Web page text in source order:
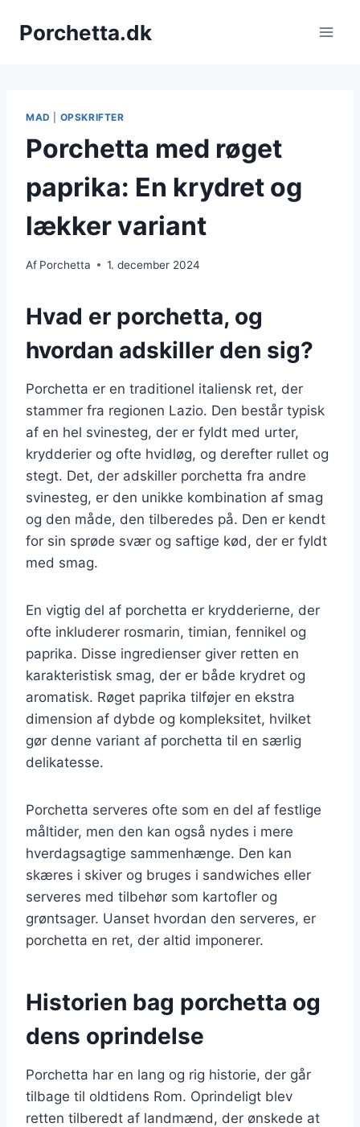
Porchetta.dk
MAD OPSKRIFTER
Porchetta med røget
paprika: En krydret og
lækker variant
Af Porchetta 1. december 2024
Hvad er porchetta, og
hvordan adskiller den sig?
Porchetta er en traditionel italiensk ret, der
stammer fra regionen Lazio. Den består typisk
af en hel svinesteg, der er fyldt med urter,
krydderier og ofte hvidløg, og derefter rullet og
stegt. Det, der adskiller porchetta fra andre
svinesteg, er den unikke kombination af smag
og den måde, den tilberedes på. Den er kendt
for sin sprøde svær og saftige kød, der er fyldt
med smag.
En vigtig del af porchetta er krydderierne, der
ofte inkluderer rosmarin, timian, fennikel og
paprika. Disse ingredienser giver retten en
karakteristisk smag, der er både krydret og
aromatisk. Røget paprika tilføjer en ekstra
dimension af dybde og kompleksitet, hvilket
gør denne variant af porchetta til en særlig
delikatesse.
Porchetta serveres ofte som en del af festlige
måltider, men den kan også nydes i mere
hverdagsagtige sammenhænge. Den kan
skæres i skiver og bruges i sandwiches eller
serveres med tilbehør som kartofler og
grøntsager. Uanset hvordan den serveres, er
porchetta en ret, der altid imponerer.
Historien bag porchetta og
dens oprindelse
Porchetta har en lang og rig historie, der går
tilbage til oldtidens Rom. Oprindeligt blev
retten tilberedt af landmænd, der ønskede at